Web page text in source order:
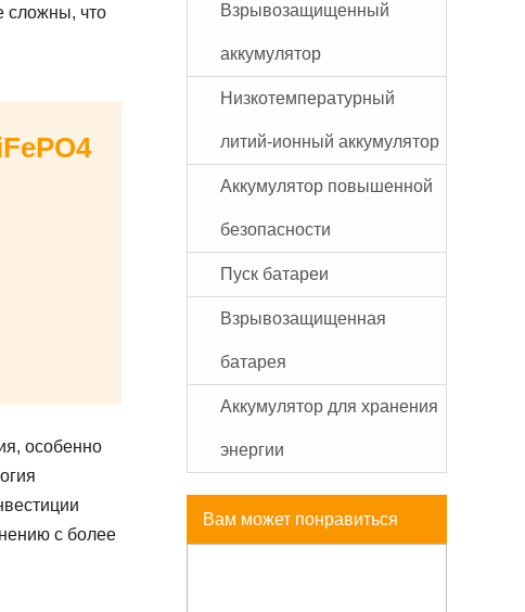
сложны, что
особенно
с более
Взрывозащищенный
аккумулятор
Низкотемпературный
литий-ионный аккумулятор
Аккумулятор повышенной
безопасности
Пуск батареи
Взрывозащищенная
батарея
Аккумулятор для хранения
энергии
Вам может понравиться